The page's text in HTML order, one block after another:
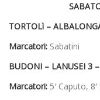
TORTOLì –
Marcatori: Sabatini
BUDONI – LANUSEI 3
Marcatori: 5′ Caputo,